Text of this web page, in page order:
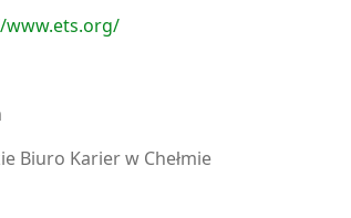
Biuro Karier w Chełmie